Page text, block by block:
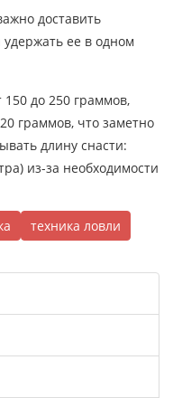
доставить
ее в одном
150 до 250 граммов,
граммов, что заметно
длину снасти:
из-за необходимости
техника ловли